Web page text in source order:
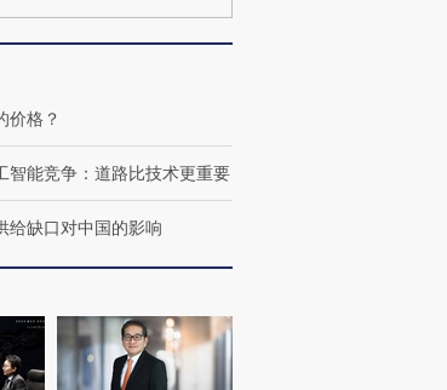
粒摇头丸 尿检体内含3种
毒品
度Z世代 用街头抗争将教
育部长拱下台
价格？
智能竞争：道路比技术更重要
给缺口对中国的影响